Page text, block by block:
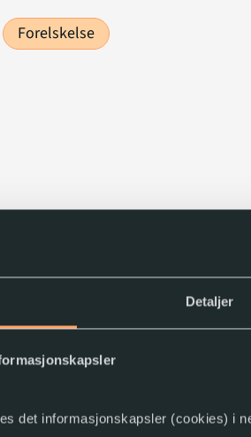
Detaljer
det informasjonskapsler (cookies) i
Forelskelse